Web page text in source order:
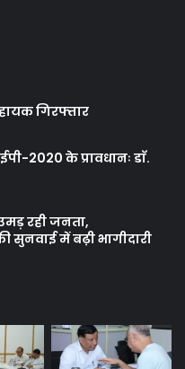
गिरफ्तार
2020 के प्रावधानः डाॅ.
रही जनता,
सुनवाई में बढ़ी भागीदारी